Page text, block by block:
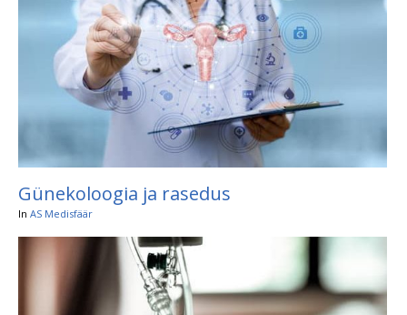
Günekoloogia ja rasedus
InAS Medisfäär